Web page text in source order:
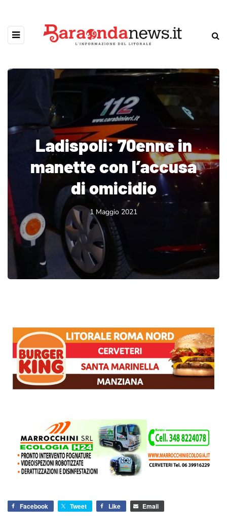
Ladispoli: 70enne in
manette con l’accusa
di omicidio
1 Maggio 2021
Facebook Tweet Like Email